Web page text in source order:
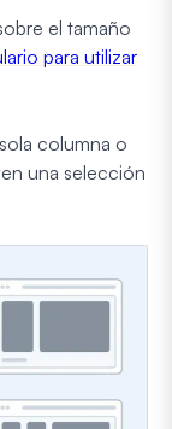
el tamaño
para utilizar
columna o
una selección